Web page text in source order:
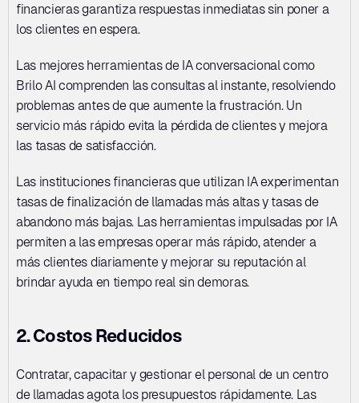
financieras garantiza respuestas inmediatas sin poner a
los clientes en espera.
Las mejores herramientas de IA conversacional como
Brilo AI comprenden las consultas al instante, resolviendo
problemas antes de que aumente la frustración. Un
servicio más rápido evita la pérdida de clientes y mejora
las tasas de satisfacción.
Las instituciones financieras que utilizan IA experimentan
tasas de finalización de llamadas más altas y tasas de
abandono más bajas. Las herramientas impulsadas por IA
permiten a las empresas operar más rápido, atender a
más clientes diariamente y mejorar su reputación al
brindar ayuda en tiempo real sin demoras.
2. Costos Reducidos
Contratar, capacitar y gestionar el personal de un centro
de llamadas agota los presupuestos rápidamente. Las